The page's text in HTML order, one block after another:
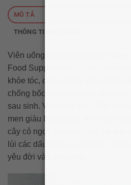
MÔ TẢ
THÔNG TIN BỔ SUNG
Viên uống tăng nội tiết tố nữ Inner
Food Supplement có dạng viên
khỏe tóc, chắc móng, làm chậm
chống bốc hoả ở phụ nữ tiền mãn
sau sinh. Với công thức độc đáo
men giàu Isoflavone, kết hợp
cây cỏ ngọt, vitamin… hỗ trợ duy
lùi các dấu hiệu của tuổi tác, giúp
yêu đời và hạnh phúc.